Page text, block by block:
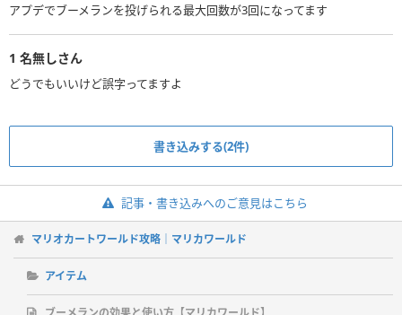
アプデでブーメランを投げられる最大回数が3回になってます
1 名無しさん
どうでもいいけど誤字ってますよ
書き込みする(2件)
記事・書き込みへのご意見はこちら
マリオカートワールド攻略｜マリカワールド
アイテム